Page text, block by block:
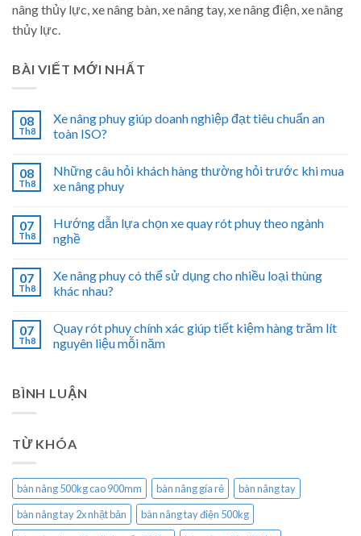
nâng thủy lực, xe nâng bàn, xe nâng tay, xe nâng điện, xe nâng
thủy lực.
BÀI VIẾT MỚI NHẤT
08
Th8
Xe nâng phuy giúp doanh nghiệp đạt tiêu chuẩn an
toàn ISO?
08
Th8
Những câu hỏi khách hàng thường hỏi trước khi mua
xe nâng phuy
07
Th8
Hướng dẫn lựa chọn xe quay rót phuy theo ngành
nghề
07
Th8
Xe nâng phuy có thể sử dụng cho nhiều loại thùng
khác nhau?
07
Th8
Quay rót phuy chính xác giúp tiết kiệm hàng trăm lít
nguyên liệu mỗi năm
BÌNH LUẬN
TỪ KHÓA
bàn nâng 500kg cao 900mm bàn nâng gía rẻ
bàn nâng tay
bàn nâng tay 2x nhật bản
bàn nâng tay điện 500kg